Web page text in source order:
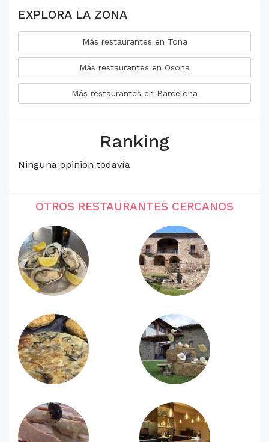
EXPLORA LA ZONA
Más restaurantes en Tona
Más restaurantes en Osona
Más restaurantes en Barcelona
Ranking
Ninguna opinión todavía
OTROS RESTAURANTES CERCANOS